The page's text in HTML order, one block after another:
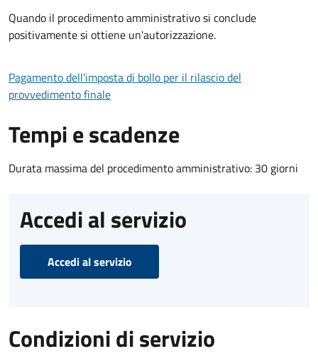
Quando il procedimento amministrativo si conclude
positivamente si ottiene un'autorizzazione.
Pagamento dell'imposta di bollo per il rilascio del
provvedimento finale
Tempi e scadenze
Durata massima del procedimento amministrativo: 30 giorni
Accedi al servizio
Accedi al servizio
Condizioni di servizio